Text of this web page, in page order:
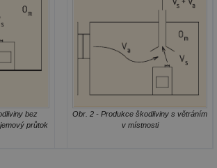
bez
průtok
Obr. 2 - Produkce škodliviny s větráním
v místnosti